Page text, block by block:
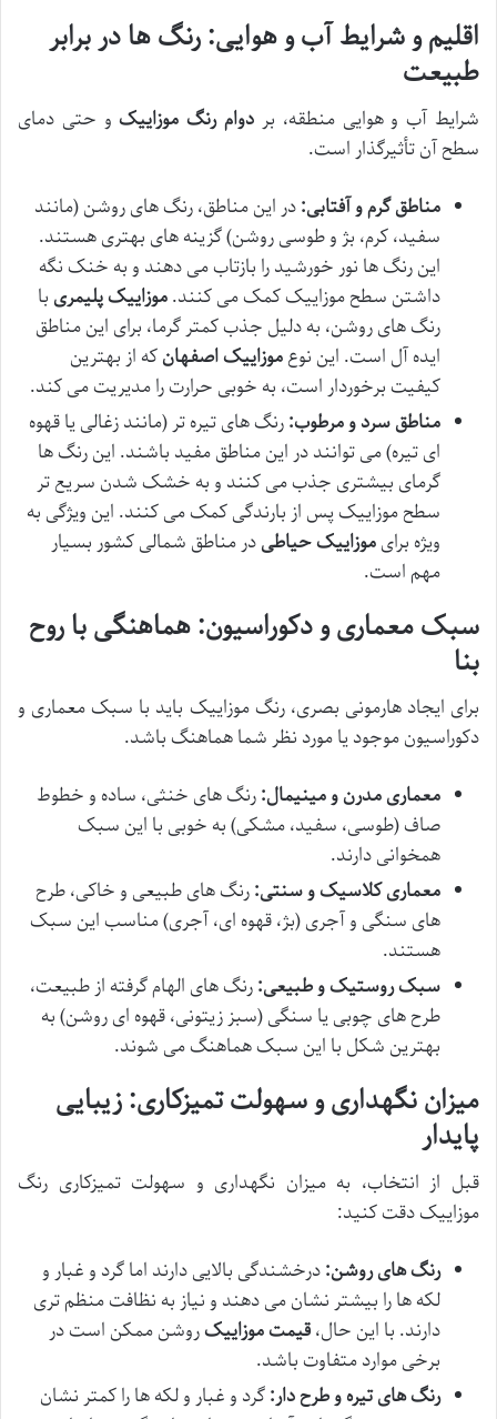
اقلیم و شرایط آب و هوایی: رنگ ها در برابر
طبیعت
شرایط آب و هوایی منطقه، بر دوام رنگ موزاییکو حتی دمای
سطح آن تأثیرگذار است.
مناطق گرم و آفتابی:در این مناطق، رنگ های روشن (مانند
سفید، کرم، بژ و طوسی روشن) گزینه های بهتری هستند.
این رنگ ها نور خورشید را بازتاب می دهند و به خنک نگه
داشتن سطح موزاییک کمک می کنند.موزاییک پلیمری با
رنگ های روشن، به دلیل جذب کمتر گرما، برای این مناطق
ایده آل است. این نوعموزاییک اصفهانکه از بهترین
کیفیت برخوردار است، به خوبی حرارت را مدیریت می کند.
مناطق سرد و مرطوب:رنگ های تیره تر (مانند زغالی یا قهوه
ای تیره) می توانند در این مناطق مفید باشند. این رنگ ها
گرمای بیشتری جذب می کنند و به خشک شدن سریع تر
سطح موزاییک پس از بارندگی کمک می کنند. این ویژگی به
ویژه برایموزاییک حیاطیدر مناطق شمالی کشور بسیار
مهم است.
سبک معماری و دکوراسیون: هماهنگی با روح
بنا
برای ایجاد هارمونی بصری، رنگ موزاییک باید با سبک معماری و
دکوراسیون موجود یا مورد نظر شما هماهنگ باشد.
معماری مدرن و مینیمال:رنگ های خنثی، ساده و خطوط
صاف (طوسی، سفید، مشکی) به خوبی با این سبک
همخوانی دارند.
معماری کلاسیک و سنتی:رنگ های طبیعی و خاکی، طرح
های سنگی و آجری (بژ، قهوه ای، آجری) مناسب این سبک
هستند.
سبک روستیک و طبیعی:رنگ های الهام گرفته از طبیعت،
طرح های چوبی یا سنگی (سبز زیتونی، قهوه ای روشن) به
بهترین شکل با این سبک هماهنگ می شوند.
میزان نگهداری و سهولت تمیزکاری: زیبایی
پایدار
قبل از انتخاب، به میزان نگهداری و سهولت تمیزکاری رنگ
موزاییک دقت کنید:
رنگ های روشن:درخشندگی بالایی دارند اما گرد و غبار و
لکه ها را بیشتر نشان می دهند و نیاز به نظافت منظم تری
دارند. با این حال،قیمت موزاییکروشن ممکن است در
برخی موارد متفاوت باشد.
رنگ های تیره و طرح دار:گرد و غبار و لکه ها را کمتر نشان